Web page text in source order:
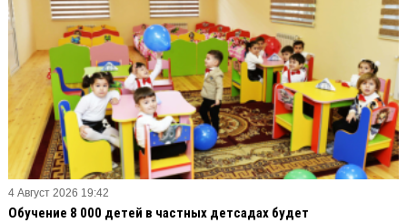
4 Август 2026 19:42
Обучение 8 000 детей в частных детсадах будет